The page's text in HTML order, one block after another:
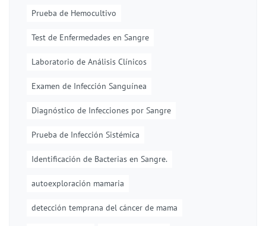
Prueba de Hemocultivo
Test de Enfermedades en Sangre
Laboratorio de Análisis Clínicos
Examen de Infección Sanguínea
Diagnóstico de Infecciones por Sangre
Prueba de Infección Sistémica
Identificación de Bacterias en Sangre.
autoexploración mamaria
detección temprana del cáncer de mama